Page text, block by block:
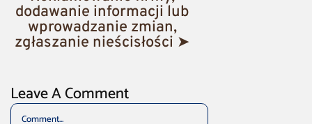
dodawanie informacji lub
wprowadzanie zmian,
zgłaszanie nieścisłości ➤
Leave A Comment
Comment